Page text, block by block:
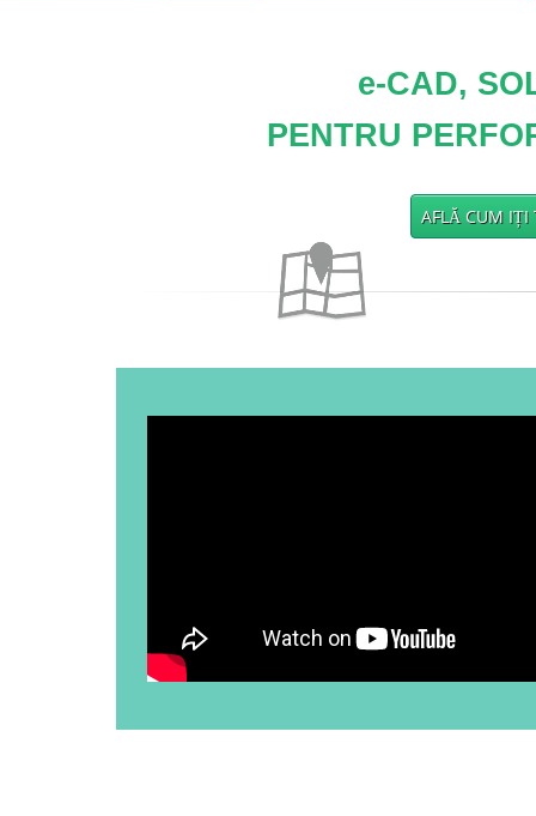
e-CAD,
PENTRU
AFLĂ CUM IȚI